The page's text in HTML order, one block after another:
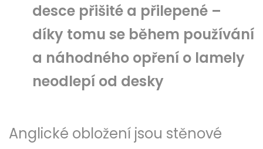
desce přišité a přilepené –
díky tomu se během používání
a náhodného opření o lamely
neodlepí od desky
Anglické obložení jsou stěnové